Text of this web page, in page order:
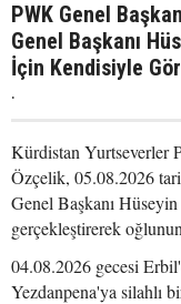
PWK Genel
Genel Başkanı
İçin Kendisiyle
.
Kürdistan Yurtseverler
Özçelik, 05.08.2026
Genel Başkanı
gerçekleştirerek
04.08.2026 gecesi
Yezdanpena'ya silahlı